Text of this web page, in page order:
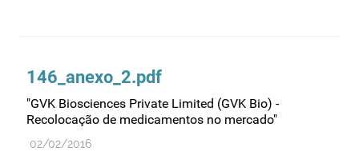
146_anexo_2.pdf
"GVK Biosciences Private Limited (GVK Bio) -
Recolocação de medicamentos no mercado"
02/02/2016